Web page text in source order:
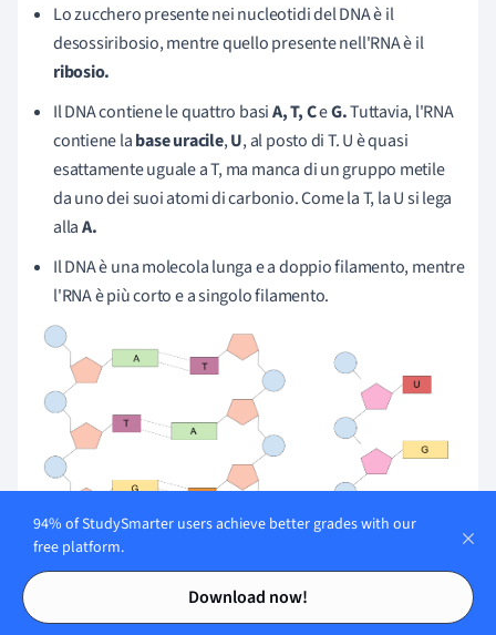
Contents
Contents
Lo zucchero presente nei nucleotidi del DNA è il
desossiribosio, mentre quello presente nell'RNA è il
ribosio.
Il DNA contiene le quattro basiA, T, CeG.Tuttavia, l'RNA
contiene labase uracile,U, al posto di T. U è quasi
esattamente uguale a T, ma manca di un gruppo metile
da uno dei suoi atomi di carbonio. Come la T, la U si lega
allaA.
Il DNA è una molecola lunga e a doppio filamento, mentre
l'RNA è più corto e a singolo filamento.
94% of StudySmarter users achieve better grades with our
free platform.
Download now!